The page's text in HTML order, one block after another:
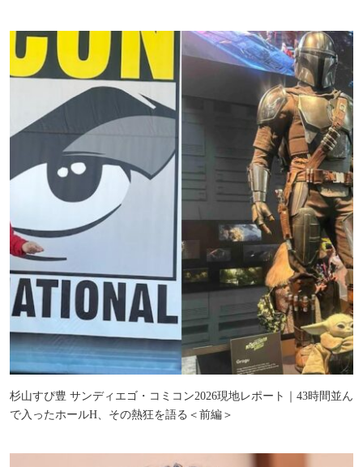
杉山すぴ豊 サンディエゴ・コミコン2026現地レポート｜43時間並ん
で入ったホールH、その熱狂を語る＜前編＞